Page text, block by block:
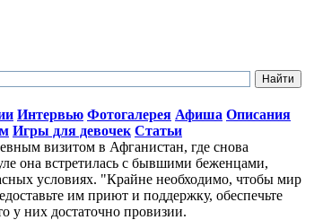
Интервью Фотогалерея Афиша Описания
Игры для девочек Статьи
визитом в Афганистан, где снова
она встретилась с бывшими беженцами,
условиях. "Крайне необходимо, чтобы мир
им приют и поддержку, обеспечьте
у них достаточно провизии.